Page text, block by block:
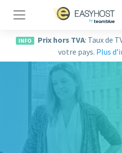
Navigation
INFO Prix hors TVA: Taux de
votre pays. Plus